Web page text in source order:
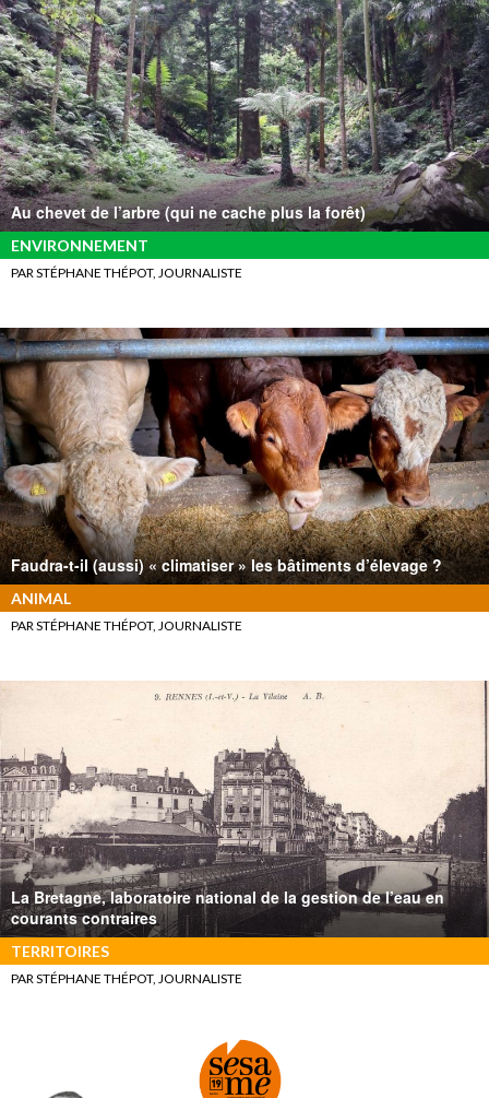
Au chevet de l’arbre (qui ne cache plus la forêt)
ENVIRONNEMENT
PAR STÉPHANE THÉPOT, JOURNALISTE
Faudra-t-il (aussi) « climatiser » les bâtiments d’élevage ?
ANIMAL
PAR STÉPHANE THÉPOT, JOURNALISTE
La Bretagne, laboratoire national de la gestion de l’eau en
courants contraires
TERRITOIRES
PAR STÉPHANE THÉPOT, JOURNALISTE